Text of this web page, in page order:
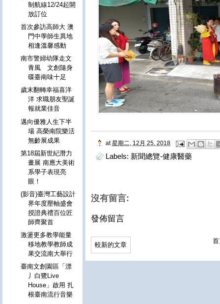
at星期二, 12月 25, 2018
Labels: 新聞總覽-健康醫藥
沒有留言:
發佈留言
較新的文章
制航線12/24起開
放訂位
首次參訪高師大 澳
門中學師生異地
相逢溫馨感動
南市警婦幼隊走文
青風 文創隨身
碟臺南味十足
歲末翻轉幸福喜洋
洋 求職朋友聖誕
報就業佳音
邁向優雅人生下半
場 高榮南院樂活
無齡展成果
第18屆新世紀潛力
畫展 南應大美術
系學子表現亮
眼！
(影音)臺灣工藝設計
界年度壓軸盛會
授證典禮百位匠
師齊聚首
激盪更多教學能量
移地教學教師成
果交流南大舉行
臺南文創園區「漂
丿白鷺Live
House」啟用 扎
根臺南流行音樂